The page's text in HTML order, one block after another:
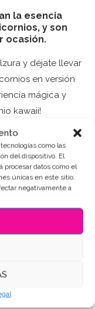
como las
del dispositivo. El
procesar datos como el
únicas en este sitio.
negativamente a
la esencia
y son
ocasión.
y déjate llevar
en versión
mágica y
kawaii!
.